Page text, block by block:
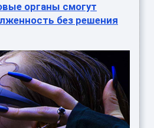
органы смогут
без решения